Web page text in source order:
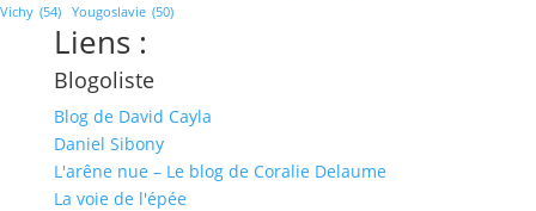
Vichy (54) Yougoslavie (50)
Liens :
Blogoliste
Blog de David Cayla
Daniel Sibony
L'arêne nue – Le blog de Coralie Delaume
La voie de l'épée